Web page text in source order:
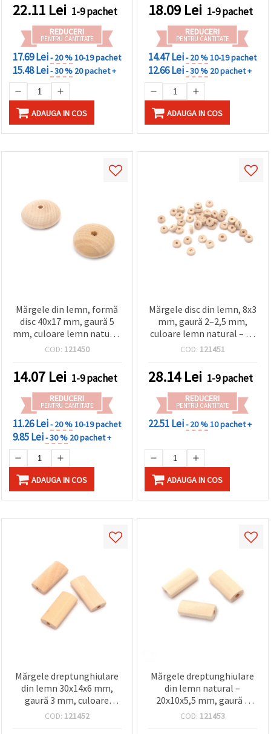
22.11 Lei 1-9 pachet
REDUCERI
PENTRU CANTITATE
17.69 Lei- 20 %10-19 pachet
15.48 Lei- 30 % 20 pachet +
ADAUGA IN COS
18.09 Lei 1-9 pachet
REDUCERI
PENTRU CANTITATE
14.47 Lei- 20 %10-19 pachet
12.66 Lei- 30 % 20 pachet +
ADAUGA IN COS
Mărgele din lemn, formă
disc 40x17 mm, gaură 5
mm, culoare lemn natural
- 2 bucăți
COD: 121450
14.07 Lei 1-9 pachet
REDUCERI
PENTRU CANTITATE
11.26 Lei- 20 %10-19 pachet
9.85 Lei- 30 % 20 pachet +
ADAUGA IN COS
Mărgele disc din lemn, 8x3
mm, gaură 2–2,5 mm,
culoare lemn natural – 50
g (±610 buc.)
COD: 121451
28.14Lei 1-9 pachet
REDUCERI
PENTRU CANTITATE
22.51 Lei- 20 %10 pachet +
ADAUGA IN COS
Mărgele dreptunghiulare
din lemn 30x14x6 mm,
gaură 3 mm, culoare
naturală - set 10 bucăți
COD: 121452
Mărgele dreptunghiulare
din lemn natural –
20x10x5,5 mm, gaură 3
mm, set 10 buc – perfecte
COD: 121453